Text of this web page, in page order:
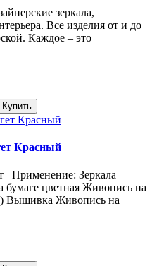
зеркала,
Все изделия от и до
Каждое – это
Купить
Красный
Применение: Зеркала
цветная Живопись на
Вышивка Живопись на